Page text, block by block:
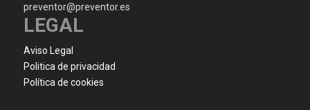
preventor@preventor.es
LEGAL
Aviso Legal
Politica de privacidad
Política de cookies